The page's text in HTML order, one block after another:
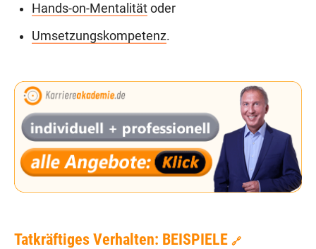
Hands-on-Mentalität oder
Umsetzungskompetenz.
Tatkräftiges Verhalten: BEISPIELE 🔗